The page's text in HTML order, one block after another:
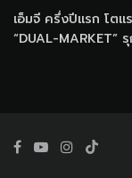
เอ็มจี ครึ่งปีแรก โต
“DUAL-MARKET”